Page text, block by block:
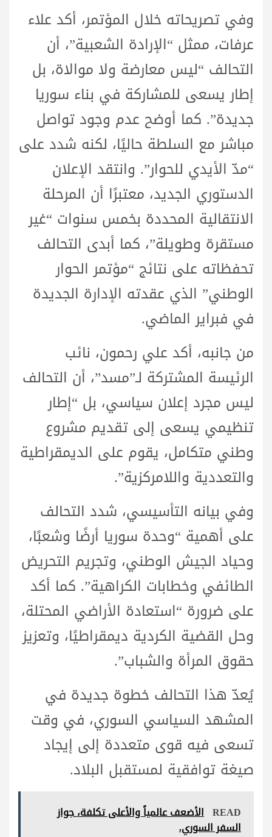
وفي تصريحاته خلال المؤتمر، أكد علاء
عرفات، ممثل “الإرادة الشعبية”، أن
التحالف “ليس معارضة ولا موالاة، بل
إطار يسعى للمشاركة في بناء سوريا
جديدة”. كما أوضح عدم وجود تواصل
مباشر مع السلطة حاليًا، لكنه شدد على
“مدّ الأيدي للحوار”. وانتقد الإعلان
الدستوري الجديد، معتبرًا أن المرحلة
الانتقالية المحددة بخمس سنوات “غير
مستقرة وطويلة”، كما أبدى التحالف
تحفظاته على نتائج “مؤتمر الحوار
الوطني” الذي عقدته الإدارة الجديدة
في فبراير الماضي.
من جانبه، أكد علي رحمون، نائب
الرئيسة المشتركة لـ”مسد”، أن التحالف
ليس مجرد إعلان سياسي، بل “إطار
تنظيمي يسعى إلى تقديم مشروع
وطني متكامل، يقوم على الديمقراطية
والتعددية واللامركزية”.
وفي بيانه التأسيسي، شدد التحالف
على أهمية “وحدة سوريا أرضًا وشعبًا،
وحياد الجيش الوطني، وتجريم التحريض
الطائفي وخطابات الكراهية”. كما أكد
على ضرورة “استعادة الأراضي المحتلة،
وحل القضية الكردية ديمقراطيًا، وتعزيز
حقوق المرأة والشباب”.
يُعدّ هذا التحالف خطوة جديدة في
المشهد السياسي السوري، في وقت
تسعى فيه قوى متعددة إلى إيجاد
صيغة توافقية لمستقبل البلاد.
READ الأضعف عالمياً والأعلى تكلفة، جواز
السفر السوري.